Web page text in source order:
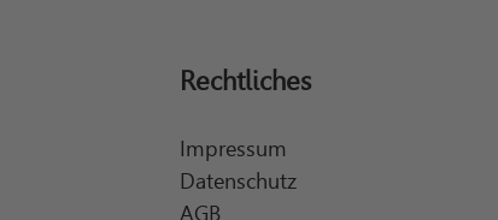
Rechtliches
Impressum
Datenschutz
AGB